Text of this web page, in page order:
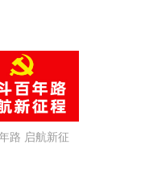
路 启航新征